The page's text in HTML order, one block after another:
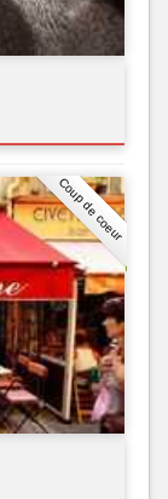
Coup de coeur